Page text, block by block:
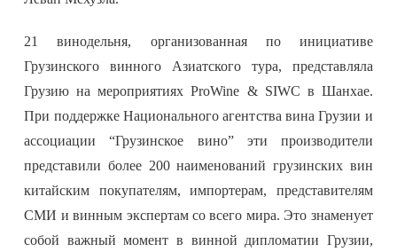
21 винодельня, организованная по инициативе
Грузинского винного Азиатского тура, представляла
Грузию на мероприятиях ProWine & SIWC в Шанхае.
При поддержке Национального агентства вина Грузии и
ассоциации “Грузинское вино” эти производители
представили более 200 наименований грузинских вин
китайским покупателям, импортерам, представителям
СМИ и винным экспертам со всего мира. Это знаменует
собой важный момент в винной дипломатии Грузии,